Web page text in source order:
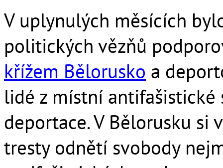
V uplynulých měsících
politických vězňů
křížem Bělorusko a
lidé z místní
deportace. V Bělorusku si
tresty odnětí svobody